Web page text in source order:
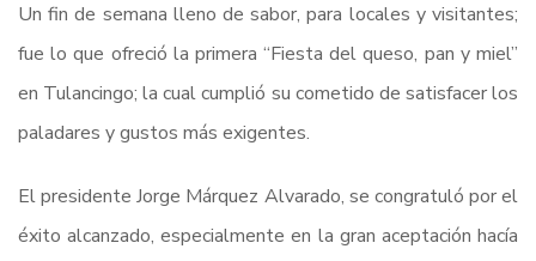
Un fin de semana lleno de sabor, para locales y visitantes;
fue lo que ofreció la primera “Fiesta del queso, pan y miel”
en Tulancingo; la cual cumplió su cometido de satisfacer los
paladares y gustos más exigentes.
El presidente Jorge Márquez Alvarado, se congratuló por el
éxito alcanzado, especialmente en la gran aceptación hacía